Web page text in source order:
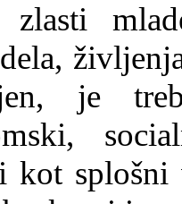
zlasti
je
kot splošni